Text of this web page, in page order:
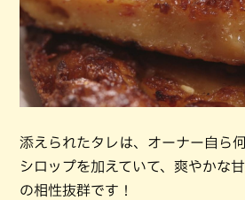
添えられたタレは、オーナー自ら
シロップを加えていて、爽やかな
の相性抜群です！